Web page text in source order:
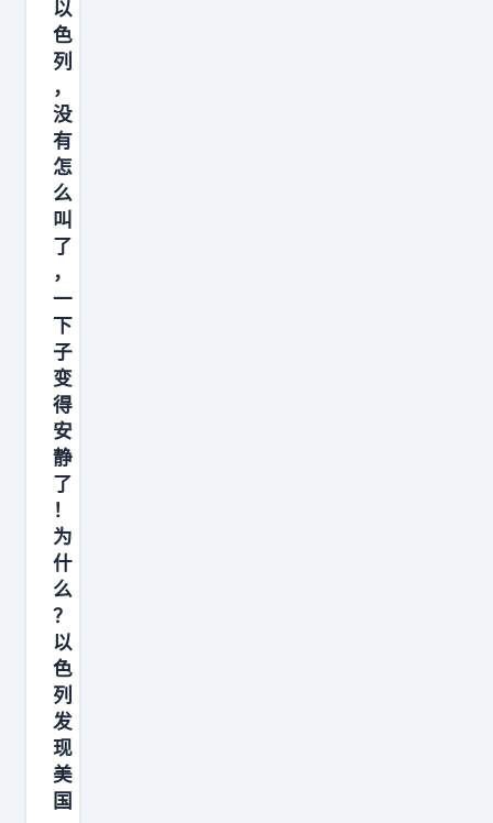
了
拖
日
本
跟
美
国
拖
到
中
国
真
的
不
怕
美
国
以
色
列
，
没
有
怎
么
叫
了
，
一
下
子
变
得
安
静
了
！
为
什
么
？
以
色
列
发
现
美
国